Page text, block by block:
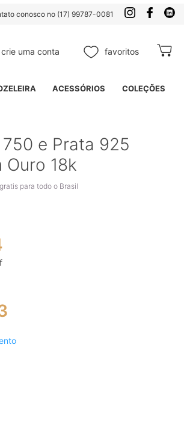
conosco no (17) 99787-0081
uma conta favoritos Meu
ACESSÓRIOS COLEÇÕES
e Prata 925
18k
para todo o Brasil